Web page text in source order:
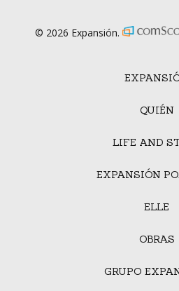
QUIÉN
LIFE AND
EXPANSIÓN
ELLE
OBRAS
GRUPO
© 2026 Expansión.